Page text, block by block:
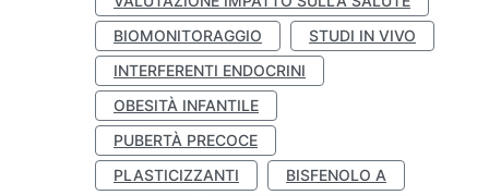
BIOMONITORAGGIO
STUDI IN VIVO
INTERFERENTI ENDOCRINI
OBESITÀ INFANTILE
PUBERTÀ PRECOCE
PLASTICIZZANTI
BISFENOLO A